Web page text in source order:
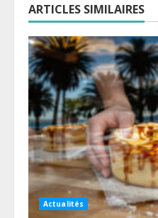
ARTICLES SIMILAIRES
Actualités